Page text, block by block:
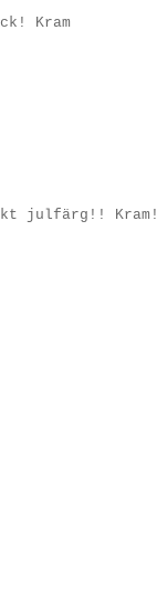
Kram
julfärg!! Kram!